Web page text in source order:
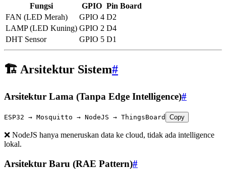
Fungsi GPIO Pin Board
FAN (LED Merah)
GPIO 4 D2
LAMP (LED Kuning) GPIO 2 D4
DHT Sensor
GPIO 5 D1
🏗️ Arsitektur Sistem#
Arsitektur Lama (Tanpa Edge Intelligence)#
ESP32 → Mosquitto → NodeJS → ThingsBoard Copy
❌ NodeJS hanya meneruskan data ke cloud, tidak ada intelligence
lokal.
Arsitektur Baru (RAE Pattern)#